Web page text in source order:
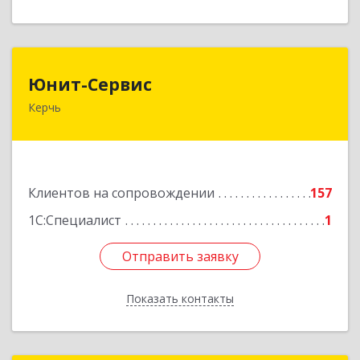
Юнит-Сервис
Керчь
Клиентов на сопровождении
157
1С:Специалист
1
Отправить заявку
Показать контакты
298300, Крым Респ, Керчь г, Кооперативный
Отправить заявку
Назад